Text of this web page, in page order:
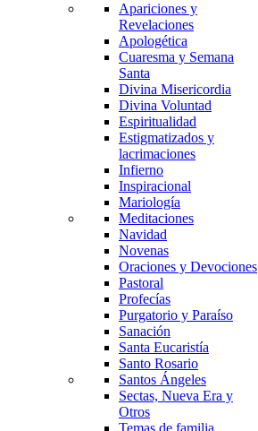
Apariciones y
Revelaciones
Apologética
Cuaresma y Semana
Santa
Divina Misericordia
Divina Voluntad
Espiritualidad
Estigmatizados y
lacrimaciones
Infierno
Inspiracional
Mariología
Meditaciones
Navidad
Novenas
Oraciones y Devociones
Pastoral
Profecías
Purgatorio y Paraíso
Sanación
Santa Eucaristía
Santo Rosario
Santos Ángeles
Sectas, Nueva Era y
Otros
Temas de familia